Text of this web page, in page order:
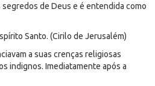
de Deus e é entendida como
Santo. (Cirilo de Jerusalém)
a suas crenças religiosas
indignos. Imediatamente após a